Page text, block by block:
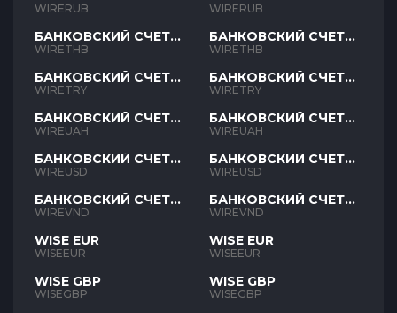
RUB
WIRERUB
БАНКОВСКИЙ СЧЕТ
THB
WIRETHB
БАНКОВСКИЙ СЧЕТ
TRY
WIRETRY
БАНКОВСКИЙ СЧЕТ
UAH
WIREUAH
БАНКОВСКИЙ СЧЕТ
USD
WIREUSD
БАНКОВСКИЙ СЧЕТ
VND
WIREVND
WISE EUR
WISEEUR
WISE GBP
WISEGBP
RUB
WIRERUB
БАНКОВСКИЙ СЧЕТ
THB
WIRETHB
БАНКОВСКИЙ СЧЕТ
TRY
WIRETRY
БАНКОВСКИЙ СЧЕТ
UAH
WIREUAH
БАНКОВСКИЙ СЧЕТ
USD
WIREUSD
БАНКОВСКИЙ СЧЕТ
VND
WIREVND
WISE EUR
WISEEUR
WISE GBP
WISEGBP